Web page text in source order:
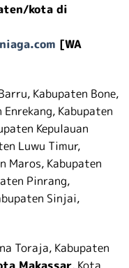
kota di
[WA
Kabupaten Bone,
Kabupaten
Kepulauan
Luwu Timur,
Maros, Kabupaten
Pinrang,
Sinjai,
Toraja, Kabupaten
Makassar, Kota